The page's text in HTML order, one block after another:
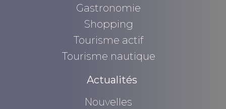
Gastronomie
Shopping
Tourisme actif
Tourisme nautique
Actualités
Nouvelles